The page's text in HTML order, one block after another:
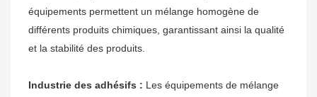
équipements permettent un mélange homogène de
différents produits chimiques, garantissant ainsi la qualité
et la stabilité des produits.
Industrie des adhésifs : Les équipements de mélange